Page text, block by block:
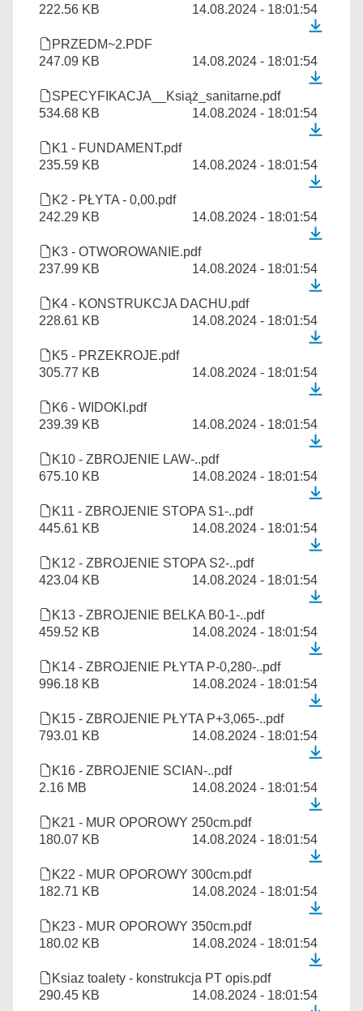
222.56 KB
14.08.2024 - 18:01:54
PRZEDM~2.PDF
247.09 KB
14.08.2024 - 18:01:54
SPECYFIKACJA__Książ_sanitarne.pdf
534.68 KB
14.08.2024 - 18:01:54
K1 - FUNDAMENT.pdf
235.59 KB
14.08.2024 - 18:01:54
K2 - PŁYTA - 0,00.pdf
242.29 KB
14.08.2024 - 18:01:54
K3 - OTWOROWANIE.pdf
237.99 KB
14.08.2024 - 18:01:54
K4 - KONSTRUKCJA DACHU.pdf
228.61 KB
14.08.2024 - 18:01:54
K5 - PRZEKROJE.pdf
305.77 KB
14.08.2024 - 18:01:54
K6 - WIDOKI.pdf
239.39 KB
14.08.2024 - 18:01:54
K10 - ZBROJENIE LAW-..pdf
675.10 KB
14.08.2024 - 18:01:54
K11 - ZBROJENIE STOPA S1-..pdf
445.61 KB
14.08.2024 - 18:01:54
K12 - ZBROJENIE STOPA S2-..pdf
423.04 KB
14.08.2024 - 18:01:54
K13 - ZBROJENIE BELKA B0-1-..pdf
459.52 KB
14.08.2024 - 18:01:54
K14 - ZBROJENIE PŁYTA P-0,280-..pdf
996.18 KB
14.08.2024 - 18:01:54
K15 - ZBROJENIE PŁYTA P+3,065-..pdf
793.01 KB
14.08.2024 - 18:01:54
K16 - ZBROJENIE SCIAN-..pdf
2.16 MB
14.08.2024 - 18:01:54
K21 - MUR OPOROWY 250cm.pdf
180.07 KB
14.08.2024 - 18:01:54
K22 - MUR OPOROWY 300cm.pdf
182.71 KB
14.08.2024 - 18:01:54
K23 - MUR OPOROWY 350cm.pdf
180.02 KB
14.08.2024 - 18:01:54
Ksiaz toalety - konstrukcja PT opis.pdf
290.45 KB
14.08.2024 - 18:01:54